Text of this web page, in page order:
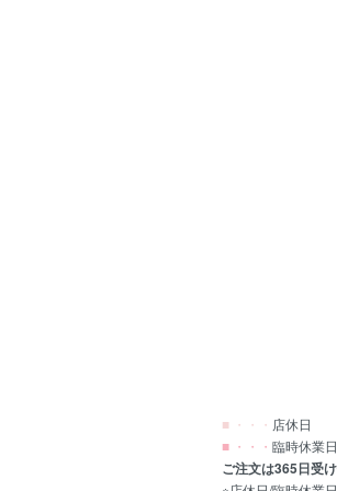
■ ・・・ 店休日
■ ・・・ 臨時休業日
ご注文は365日受